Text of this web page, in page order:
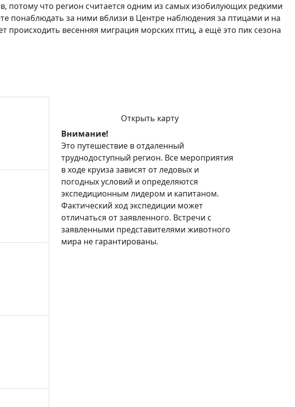
потому что регион считается одним из самых изобилующих редкими
понаблюдать за ними вблизи в Центре наблюдения за птицами и на
происходить весенняя миграция морских птиц, а ещё это пик сезона
Открыть карту
Внимание!
Это путешествие в отдаленный
труднодоступный регион. Все мероприятия
в ходе круиза зависят от ледовых и
погодных условий и определяются
экспедиционным лидером и капитаном.
Фактический ход экспедиции может
отличаться от заявленного. Встречи с
заявленными представителями животного
мира не гарантированы.